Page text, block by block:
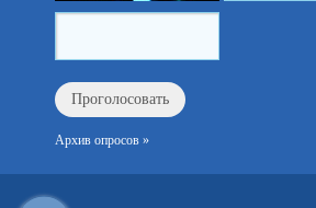
Архив опросов »